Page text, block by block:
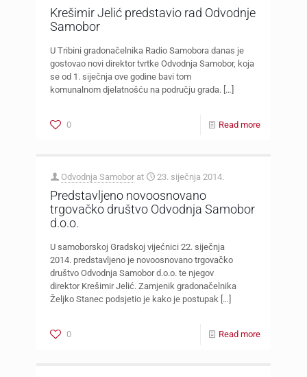
Krešimir Jelić predstavio rad Odvodnje
Samobor
U Tribini gradonačelnika Radio Samobora danas je
gostovao novi direktor tvrtke Odvodnja Samobor, koja
se od 1. siječnja ove godine bavi tom
komunalnom djelatnošću na području grada. […]
0 Read more
Odvodnja Samobor at 23. siječnja 2014.
Predstavljeno novoosnovano
trgovačko društvo Odvodnja Samobor
d.o.o.
U samoborskoj Gradskoj vijećnici 22. siječnja
2014. predstavljeno je novoosnovano trgovačko
društvo Odvodnja Samobor d.o.o. te njegov
direktor Krešimir Jelić. Zamjenik gradonačelnika
Željko Stanec podsjetio je kako je postupak […]
0 Read more